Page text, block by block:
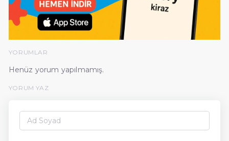
YORUMLAR
Henüz yorum yapılmamış.
YORUM YAZ